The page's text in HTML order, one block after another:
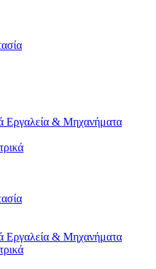
Εργαλεία & Μηχανήματα
Εργαλεία & Μηχανήματα